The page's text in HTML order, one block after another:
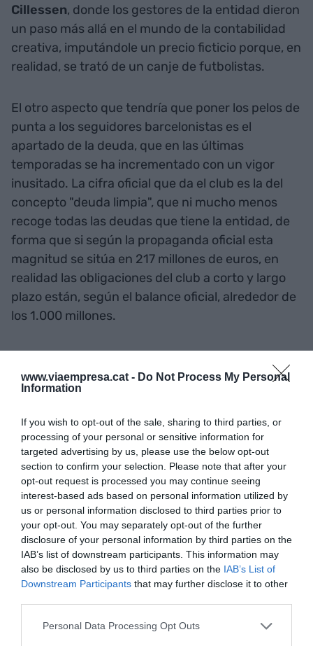
www.viaempresa.cat - Do Not Process My Personal
Information
If you wish to opt-out of the sale, sharing to third parties, or
processing of your personal or sensitive information for
targeted advertising by us, please use the below opt-out
section to confirm your selection. Please note that after your
opt-out request is processed you may continue seeing
interest-based ads based on personal information utilized by
us or personal information disclosed to third parties prior to
your opt-out. You may separately opt-out of the further
disclosure of your personal information by third parties on the
IAB’s list of downstream participants. This information may
also be disclosed by us to third parties on the IAB’s List of
Downstream Participants that may further disclose it to other
Personal Data Processing Opt Outs
Cillessen, donde los gestores de la entidad dieron
un paso más allá en el mundo de la contabilidad
creativa, imputándole un precio ficticio porque, en
realidad, se trató de un canje de futbolistas.
El otro aspecto que tendría que poner los pelos de
punta a los seguidores barcelonistas es el
apartado de la deuda, que en las últimas
temporadas se ha incrementado con un vigor
inusitado. La cifra oficial que da el club es la del
concepto "deuda limpia", que ni mucho menos
recoge todas las deudas que tiene la entidad, de
forma que si según la propaganda oficial esta
magnitud se sitúa en 217 millones de euros, en
realidad las obligaciones del club a corto y largo
plazo están, según el balance oficial, alrededor de
los 1.000 millones.
"El número de trabajadores
del club, crece sin control:
de 1.000 trabajadores
en 2017 a 1.500 trabajadores
en 2019. De estos, quince
pertenecen al comité de
dirección y se embolsan
anualmente 4 millones de
euros en salarios"
explicable es el número de trabajadores del club,